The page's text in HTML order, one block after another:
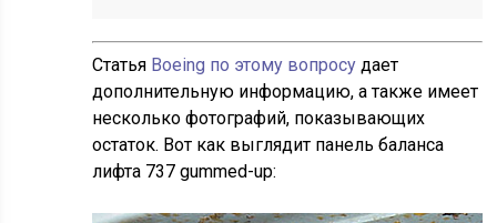
Статья Boeing по этому вопросудает
дополнительную информацию, а также имеет
несколько фотографий, показывающих
остаток. Вот как выглядит панель баланса
лифта 737 gummed-up: